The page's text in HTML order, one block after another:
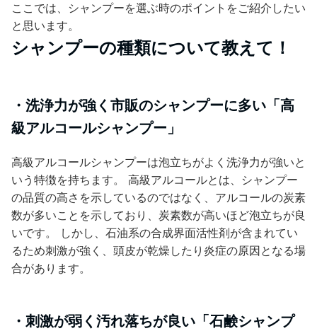
ここでは、シャンプーを選ぶ時のポイントをご紹介したい
と思います。
シャンプーの種類について教えて！
・洗浄力が強く市販のシャンプーに多い「高
級アルコールシャンプー」
高級アルコールシャンプーは泡立ちがよく洗浄力が強いと
いう特徴を持ちます。 高級アルコールとは、シャンプー
の品質の高さを示しているのではなく、アルコールの炭素
数が多いことを示しており、炭素数が高いほど泡立ちが良
いです。 しかし、石油系の合成界面活性剤が含まれてい
るため刺激が強く、頭皮が乾燥したり炎症の原因となる場
合があります。
・刺激が弱く汚れ落ちが良い「石鹸シャンプ